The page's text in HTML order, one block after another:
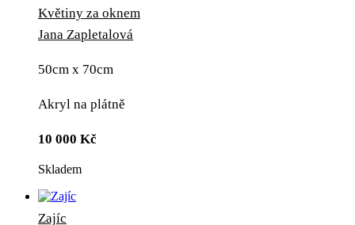
Květiny za oknem
Jana Zapletalová
50cm x 70cm
Akryl na plátně
10 000 Kč
Skladem
Zajíc